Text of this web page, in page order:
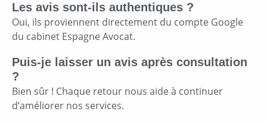
Les avis sont-ils authentiques ?
Oui, ils proviennent directement du compte Google
du cabinet Espagne Avocat.
Puis-je laisser un avis après consultation
?
Bien sûr ! Chaque retour nous aide à continuer
d’améliorer nos services.